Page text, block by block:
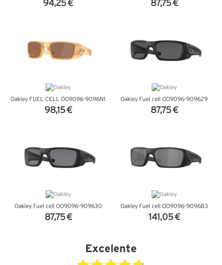
94,25 €
87,75 €
Oakley FUEL CELL OO9096-9096N1
98,15 €
Oakley Fuel cell OO9096-909629
87,75 €
Oakley Fuel cell OO9096-909630
87,75 €
Oakley Fuel cell OO9096-9096B3
141,05 €
Excelente